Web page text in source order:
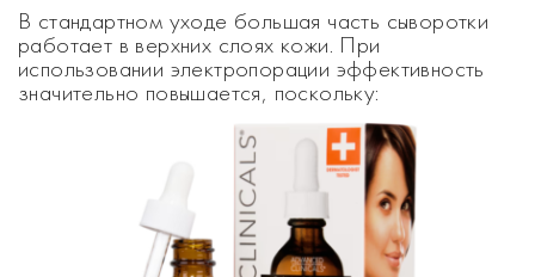
В стандартном уходе большая часть сыворотки
работает в верхних слоях кожи. При
использовании электропорации эффективность
значительно повышается, поскольку: